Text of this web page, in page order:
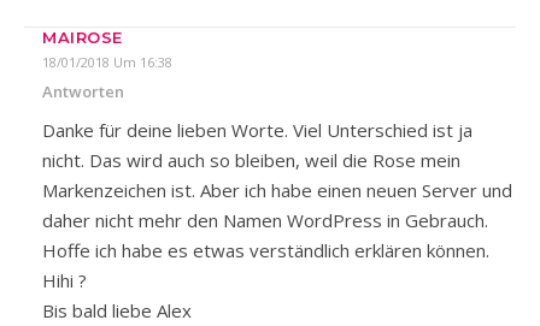
MAIROSE
18/01/2018 Um 16:38
Antworten
Danke für deine lieben Worte. Viel Unterschied ist ja
nicht. Das wird auch so bleiben, weil die Rose mein
Markenzeichen ist. Aber ich habe einen neuen Server und
daher nicht mehr den Namen WordPress in Gebrauch.
Hoffe ich habe es etwas verständlich erklären können.
Hihi ?
Bis bald liebe Alex